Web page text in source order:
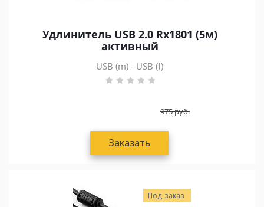
Удлинитель USB 2.0 Rx1801 (5м)
активный
USB (m) - USB (f)
975руб.
Заказать
Под заказ